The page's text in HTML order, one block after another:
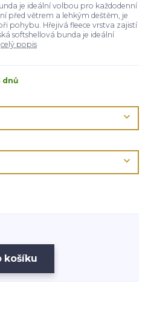
je ideální volbou pro každodenní
před větrem a lehkým deštěm, je
pohybu. Hřejivá fleece vrstva zajistí
softshellová bunda je ideální
celý popis
dnů
košíku